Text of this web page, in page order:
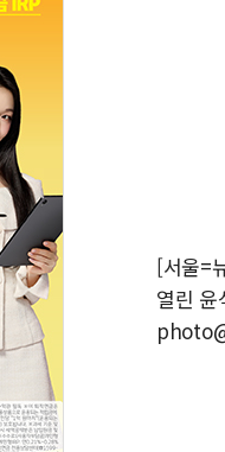
[서울=
열린